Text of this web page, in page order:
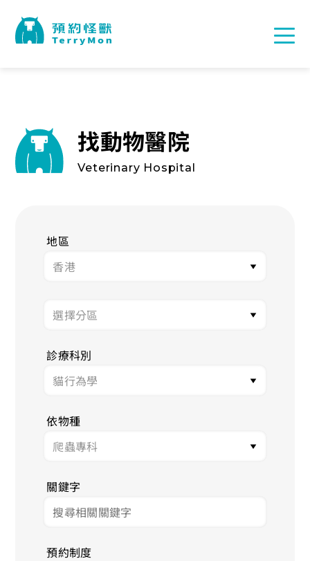
找動物醫院
Veterinary Hospital
地區
診療科別
依物種
關鍵字
預約制度